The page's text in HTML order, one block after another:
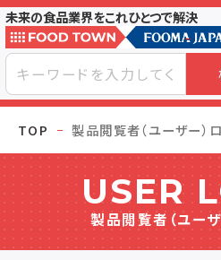
未来の食品業界をこれひとつで解決
TOP 製品閲覧者（ユーザー）
USER
製品閲覧者（ユー